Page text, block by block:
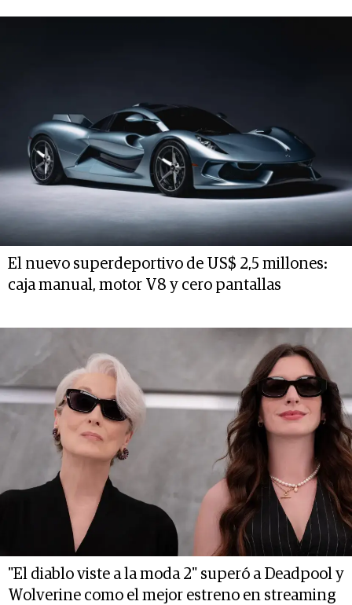
El nuevo superdeportivo de US$ 2,5 millones:
caja manual, motor V8 y cero pantallas
"El diablo viste a la moda 2" superó a Deadpool y
Wolverine como el mejor estreno en streaming